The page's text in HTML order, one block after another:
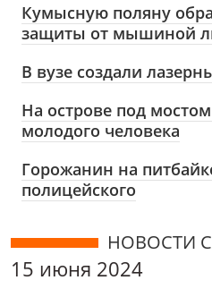
Кумысную поляну
защиты от мышиной
В вузе создали
На острове под
молодого человека
Горожанин на
полицейского
НОВОСТИ
15 июня 2024